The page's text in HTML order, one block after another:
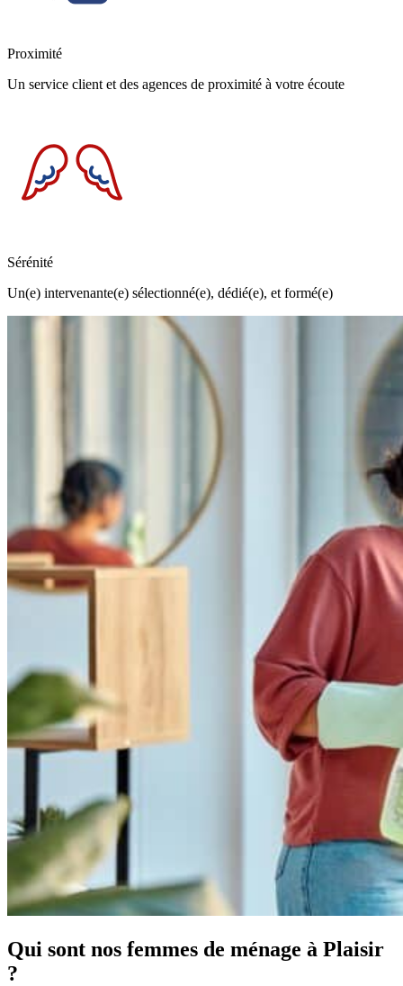
Proximité
Un service client et des agences de proximité à votre écoute
Sérénité
Un(e) intervenante(e) sélectionné(e), dédié(e), et formé(e)
Qui sont nos femmes de ménage à Plaisir
?